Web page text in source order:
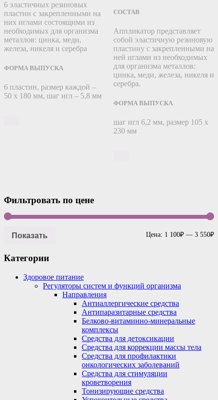
6 эластичных резиновых
пластин с закрепленными на
них иглами состоящими из
необходимых для организма
металлов: цинка, меди,
железа, никеля и серебра
ФОРМА ВЫПУСКА
6 пластин, размер каждой –
50 х 180 мм, шаг игл – 5,8 мм
СОСТАВ
Аппликатор представляет
собой эластичную резиновую
пластину c закрепленными на
ней иглами из необходимых
для организма металлов:
цинка, меди, железа, никеля и
серебра.
ФОРМА ВЫПУСКА
шаг игл 6,2 мм, размер 105 х
230 мм
Фильтровать по цене
Показать Цена: 1 100₽ — 3 550₽
Категории
Здоровое питание
Регуляторы систем и функций организма
Направления
Антиаллергические средства
Антипаразитарные средства
Белково-витаминно-минеральные
комплексы
Средства для детоксикации
Средства для коррекции массы тела
Средства для профилактики
онкологических заболеваний
Средства для стимуляции
кроветворения
Тонизирующие средства